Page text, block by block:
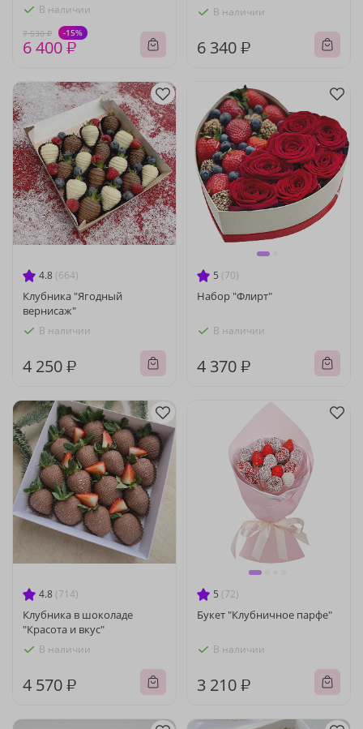
В наличии
7 530 ₽ -15%
6 400 ₽
В наличии
6 340 ₽
4.8 (664)
Клубника "Ягодный
вернисаж"
В наличии
4 250 ₽
5 (70)
Набор "Флирт"
В наличии
4 370 ₽
4.8 (714)
Клубника в шоколаде
"Красота и вкус"
В наличии
4 570 ₽
5 (72)
Букет "Клубничное парфе"
В наличии
3 210 ₽